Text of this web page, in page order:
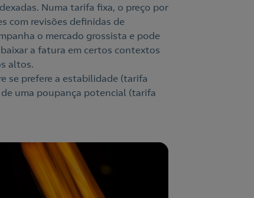
Numa tarifa fixa, o preço por
com revisões definidas de
o mercado grossista e pode
a fatura em certos contextos
altos.
se prefere a estabilidade (tarifa
uma poupança potencial (tarifa